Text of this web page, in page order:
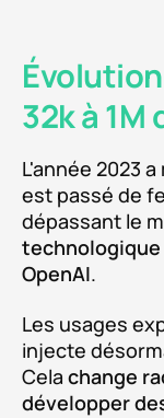
32k à 1M
L'année 2023
est passé de
dépassant le
OpenAI.
Les usages
injecte
Cela change
développer